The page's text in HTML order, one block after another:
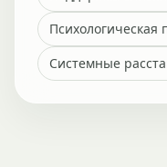
Системные